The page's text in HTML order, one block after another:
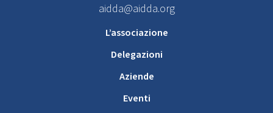
aidda@aidda.org
L’associazione
Delegazioni
Aziende
Eventi